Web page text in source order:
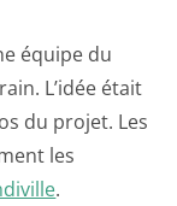
équipe du
L’idée était
du projet. Les
les
.